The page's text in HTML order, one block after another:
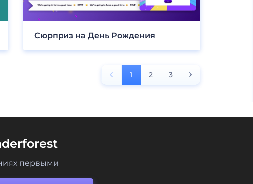
Сюрприз на День Рождения
1 2 3
первыми